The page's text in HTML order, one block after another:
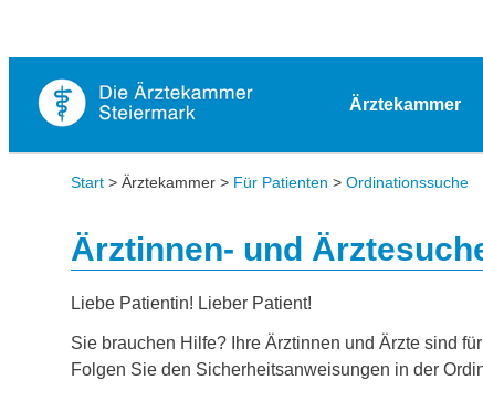
Ärztekammer
Start > Ärztekammer > Für Patienten > Ordinationssuche
Ärztinnen- und
Liebe Patientin! Lieber Patient!
Sie brauchen Hilfe? Ihre Ärztinnen und Ärzte sind
Folgen Sie den Sicherheitsanweisungen in der